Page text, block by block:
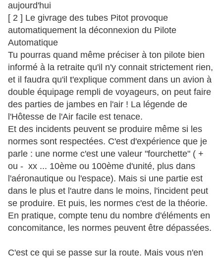
aujourd'hui
[ 2 ] Le givrage des tubes Pitot provoque
automatiquement la déconnexion du Pilote
Automatique
Tu pourras quand même préciser à ton pilote bien
informé à la retraite qu'il n'y connait strictement rien,
et il faudra qu'il t'explique comment dans un avion à
double équipage rempli de voyageurs, on peut faire
des parties de jambes en l'air ! La légende de
l'Hôtesse de l'Air facile est tenace.
Et des incidents peuvent se produire même si les
normes sont respectées. C'est d'expérience que je
parle : une norme c'est une valeur "fourchette" ( +
ou - xx ... 10ème ou 100ème d'unité, plus dans
l'aéronautique ou l'espace). Mais si une partie est
dans le plus et l'autre dans le moins, l'incident peut
se produire. Et puis, les normes c'est de la théorie.
En pratique, compte tenu du nombre d'éléments en
concomitance, les normes peuvent être dépassées.
C'est ce qui se passe sur la route. Mais vous n'en